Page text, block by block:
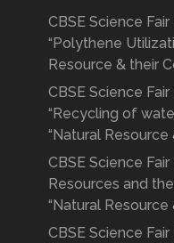
CBSE Science
“Polythene
Resource & their
CBSE Science
“Recycling of
“Natural Resource
CBSE Science
Resources and
“Natural Resource
CBSE Science